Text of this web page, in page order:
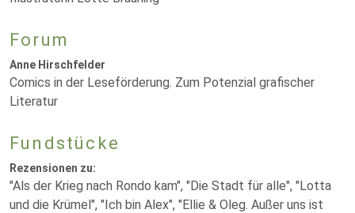
Forum
Anne Hirschfelder
Comics in der Leseförderung. Zum Potenzial grafischer
Literatur
Fundstücke
Rezensionen zu:
"Als der Krieg nach Rondo kam", "Die Stadt für alle", "Lotta
und die Krümel", "Ich bin Alex", "Ellie & Oleg. Außer uns ist